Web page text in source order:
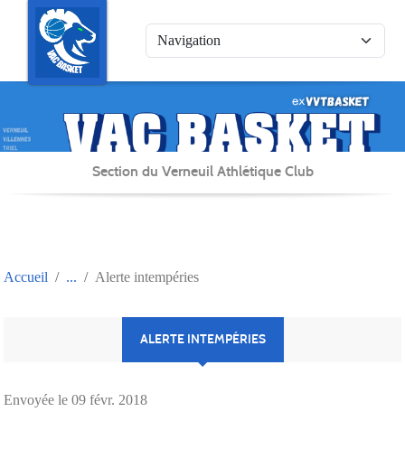
Section du Verneuil Athlétique Club
Accueil Alerte intempéries
ALERTE INTEMPÉRIES
Envoyée le 09 févr. 2018
Panneau de gestion des cookies